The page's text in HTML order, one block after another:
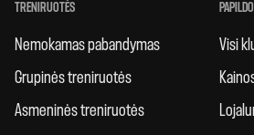
TRENIRUOTĖS
Nemokamas pabandymas
Grupinės treniruotės
Asmeninės treniruotės
Visi